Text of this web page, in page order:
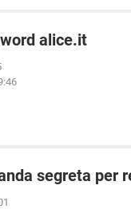
alice.it
segreta per